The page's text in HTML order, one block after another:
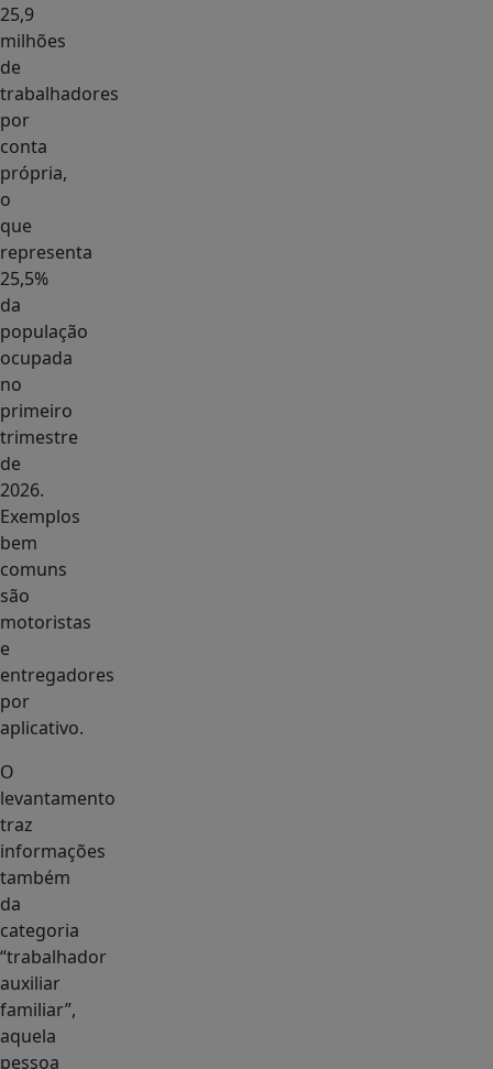
25,9
milhões
de
trabalhadores
por
conta
própria,
o
que
representa
25,5%
da
população
ocupada
no
primeiro
trimestre
de
2026.
Exemplos
bem
comuns
são
motoristas
e
entregadores
por
aplicativo.
O
levantamento
traz
informações
também
da
categoria
“trabalhador
auxiliar
familiar”,
aquela
pessoa